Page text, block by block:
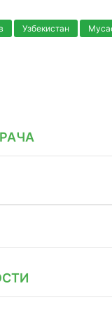
Узбекистан